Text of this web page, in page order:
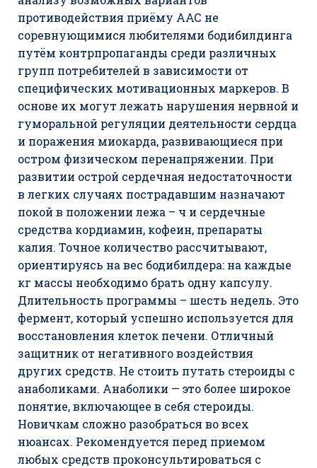
противодействия приёму ААС не
соревнующимися любителями бодибилдинга
путём контрпропаганды среди различных
групп потребителей в зависимости от
специфических мотивационных маркеров. В
основе их могут лежать нарушения нервной и
гуморальной регуляции деятельности сердца
и поражения миокарда, развивающиеся при
остром физическом перенапряжении. При
развитии острой сердечная недостаточности
в легких случаях пострадавшим назначают
покой в положении лежа – ч и сердечные
средства кордиамин, кофеин, препараты
калия. Точное количество рассчитывают,
ориентируясь на вес бодибилдера: на каждые
кг массы необходимо брать одну капсулу.
Длительность программы – шесть недель. Это
фермент, который успешно используется для
восстановления клеток печени. Отличный
защитник от негативного воздействия
других средств. Не стоить путать стероиды с
анаболиками. Анаболики — это более широкое
понятие, включающее в себя стероиды.
Новичкам сложно разобраться во всех
нюансах. Рекомендуется перед приемом
любых средств проконсультироваться с